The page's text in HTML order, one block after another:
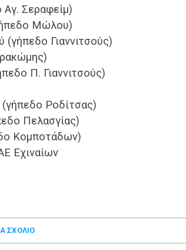
Σεραφείμ)
Μώλου)
Γιαννιτσούς)
Π. Γιαννιτσούς)
Ροδίτσας)
Πελασγίας)
Κομποτάδων)
Εχιναίων
ΣΧΌΛΙΟ